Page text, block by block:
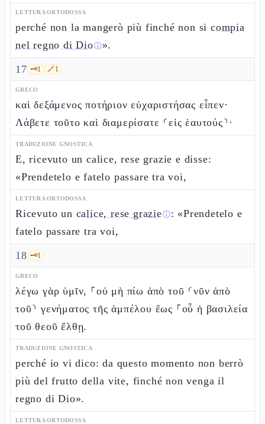
LETTURA ORTODOSSA
perché non la mangerò più finché non si compia
nel regno di Dioⓘ».
17 🗝️1 🔗1
GRECO
καὶ δεξάμενος ποτήριον εὐχαριστήσας εἶπεν·
Λάβετε τοῦτο καὶ διαμερίσατε ⸂εἰς ἑαυτούς⸃·
TRADUZIONE GNOSTICA
E, ricevuto un calice, rese grazie e disse:
«Prendetelo e fatelo passare tra voi,
LETTURA ORTODOSSA
Ricevuto un calice, rese grazieⓘ: «Prendetelo e
fatelo passare tra voi,
18 🗝️1
GRECO
λέγω γὰρ ὑμῖν, ⸀οὐ μὴ πίω ἀπὸ τοῦ ⸂νῦν ἀπὸ
τοῦ⸃ γενήματος τῆς ἀμπέλου ἕως ⸀οὗ ἡ βασιλεία
τοῦ θεοῦ ἔλθῃ.
TRADUZIONE GNOSTICA
perché io vi dico: da questo momento non berrò
più del frutto della vite, finché non venga il
regno di Dio».
LETTURA ORTODOSSA